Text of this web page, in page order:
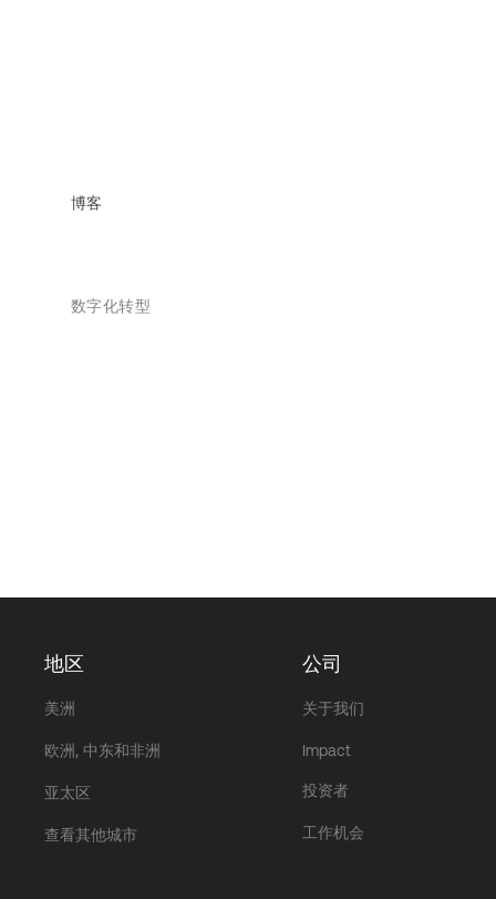
博客
数字化转型
地区
美洲
欧洲, 中东和非洲
亚太区
查看其他城市
公司
关于我们
Impact
投资者
工作机会